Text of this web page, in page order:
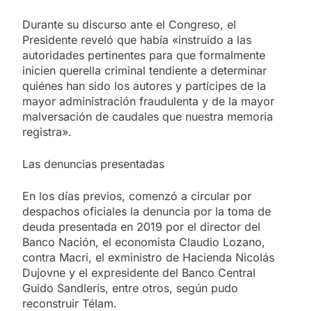
Durante su discurso ante el Congreso, el
Presidente reveló que había «instruido a las
autoridades pertinentes para que formalmente
inicien querella criminal tendiente a determinar
quiénes han sido los autores y partícipes de la
mayor administración fraudulenta y de la mayor
malversación de caudales que nuestra memoria
registra».
Las denuncias presentadas
En los días previos, comenzó a circular por
despachos oficiales la denuncia por la toma de
deuda presentada en 2019 por el director del
Banco Nación, el economista Claudio Lozano,
contra Macri, el exministro de Hacienda Nicolás
Dujovne y el expresidente del Banco Central
Guido Sandleris, entre otros, según pudo
reconstruir Télam.